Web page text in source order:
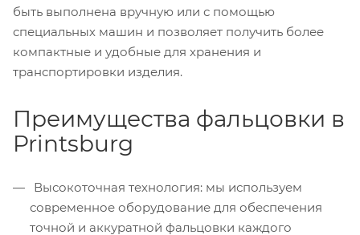
быть выполнена вручную или с помощью
специальных машин и позволяет получить более
компактные и удобные для хранения и
транспортировки изделия.
Преимущества фальцовки в
Printsburg
Высокоточная технология: мы используем
современное оборудование для обеспечения
точной и аккуратной фальцовки каждого